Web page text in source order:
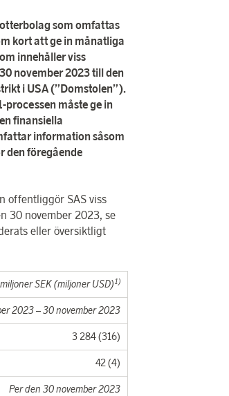
som omfattas
kort att ge in månatliga
innehåller viss
november 2023 till den
i USA (”Domstolen”).
måste ge in
finansiella
information såsom
den föregående
offentliggör SAS viss
30 november 2023, se
eller översiktligt
miljoner SEK (miljoner USD) 1)
2023 – 30 november 2023
3 284 (316)
42 (4)
Per den 30 november 2023